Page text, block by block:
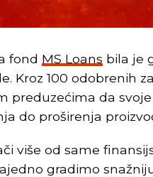
fond MS Loans bila je
Kroz 100 odobrenih
preduzećima da
do proširenja
više od same
gradimo